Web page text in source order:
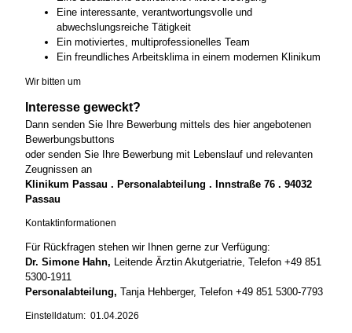
Eine interessante, verantwortungsvolle und
abwechslungsreiche Tätigkeit
Ein motiviertes, multiprofessionelles Team
Ein freundliches Arbeitsklima in einem modernen Klinikum
Wir bitten um
Interesse geweckt?
Dann senden Sie Ihre Bewerbung mittels des hier angebotenen
Bewerbungsbuttons
oder senden Sie Ihre Bewerbung mit Lebenslauf und relevanten
Zeugnissen an
Klinikum Passau . Personalabteilung . Innstraße 76 . 94032
Passau
Kontaktinformationen
Für Rückfragen stehen wir Ihnen gerne zur Verfügung:
Dr. Simone Hahn, Leitende Ärztin Akutgeriatrie, Telefon +49 851
5300-1911
Personalabteilung, Tanja Hehberger, Telefon +49 851 5300-7793
Einstelldatum: 01.04.2026